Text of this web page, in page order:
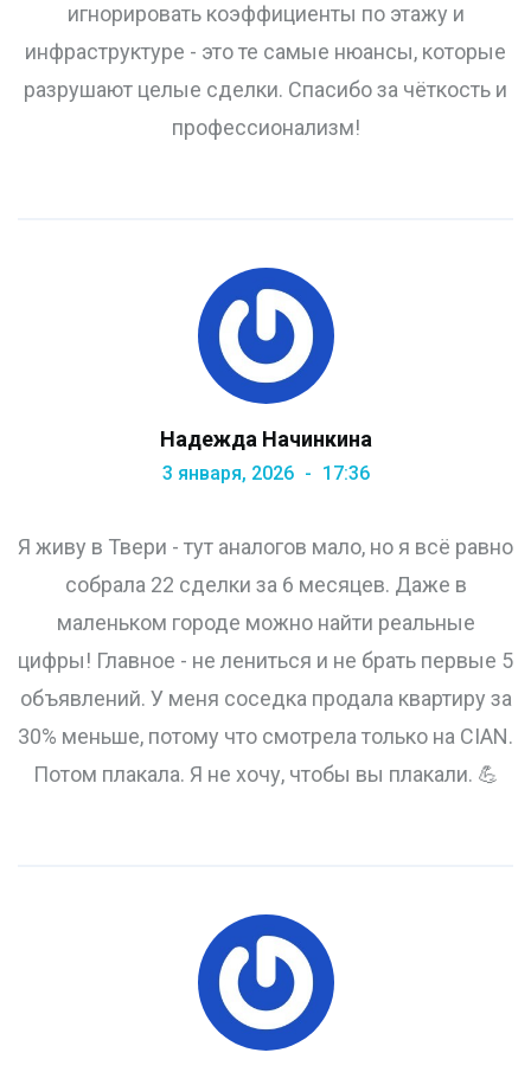
игнорировать коэффициенты по этажу и
инфраструктуре - это те самые нюансы, которые
разрушают целые сделки. Спасибо за чёткость и
профессионализм!
Надежда Начинкина
3 января, 2026 17:36
Я живу в Твери - тут аналогов мало, но я всё равно
собрала 22 сделки за 6 месяцев. Даже в
маленьком городе можно найти реальные
цифры! Главное - не лениться и не брать первые 5
объявлений. У меня соседка продала квартиру за
30% меньше, потому что смотрела только на CIAN.
Потом плакала. Я не хочу, чтобы вы плакали. 💪